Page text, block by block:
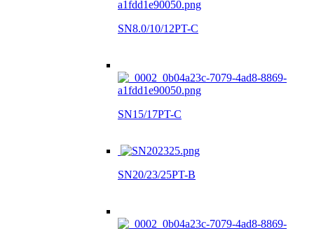
SN8.0/10/12PT-C
SN15/17PT-C
SN20/23/25PT-B